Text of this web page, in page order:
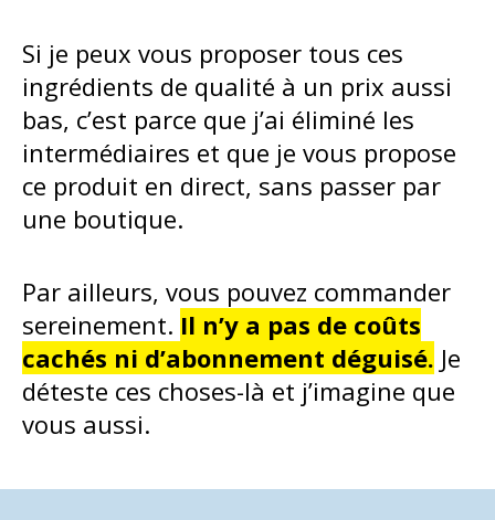
Si je peux vous proposer tous ces
ingrédients de qualité à un prix aussi
bas, c’est parce que j’ai éliminé les
intermédiaires et que je vous propose
ce produit en direct, sans passer par
une boutique.
Par ailleurs, vous pouvez commander
sereinement. Il n’y a pas de coûts
cachés ni d’abonnement déguisé. Je
déteste ces choses-là et j’imagine que
vous aussi.